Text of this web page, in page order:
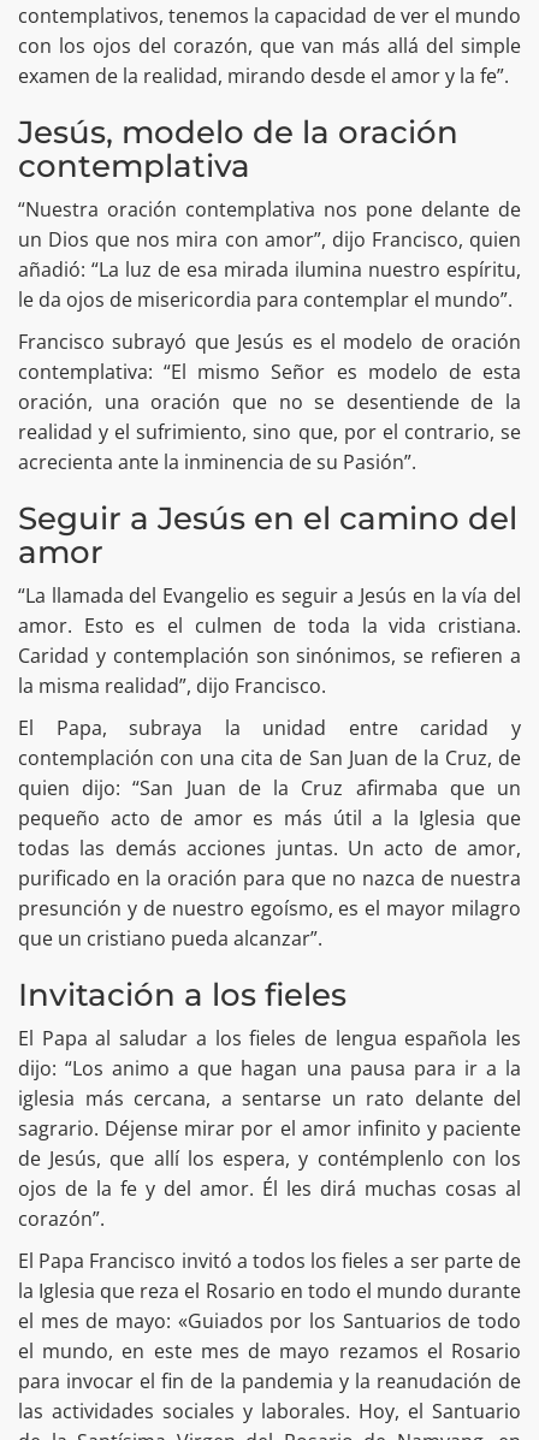
contemplativos, tenemos la capacidad de ver el mundo
con los ojos del corazón, que van más allá del simple
examen de la realidad, mirando desde el amor y la fe”.
Jesús, modelo de la oración
contemplativa
“Nuestra oración contemplativa nos pone delante de
un Dios que nos mira con amor”, dijo Francisco, quien
añadió: “La luz de esa mirada ilumina nuestro espíritu,
le da ojos de misericordia para contemplar el mundo”.
Francisco subrayó que Jesús es el modelo de oración
contemplativa: “El mismo Señor es modelo de esta
oración, una oración que no se desentiende de la
realidad y el sufrimiento, sino que, por el contrario, se
acrecienta ante la inminencia de su Pasión”.
Seguir a Jesús en el camino del
amor
“La llamada del Evangelio es seguir a Jesús en la vía del
amor. Esto es el culmen de toda la vida cristiana.
Caridad y contemplación son sinónimos, se refieren a
la misma realidad”, dijo Francisco.
El Papa, subraya la unidad entre caridad y
contemplación con una cita de San Juan de la Cruz, de
quien dijo: “San Juan de la Cruz afirmaba que un
pequeño acto de amor es más útil a la Iglesia que
todas las demás acciones juntas. Un acto de amor,
purificado en la oración para que no nazca de nuestra
presunción y de nuestro egoísmo, es el mayor milagro
que un cristiano pueda alcanzar”.
Invitación a los fieles
El Papa al saludar a los fieles de lengua española les
dijo: “Los animo a que hagan una pausa para ir a la
iglesia más cercana, a sentarse un rato delante del
sagrario. Déjense mirar por el amor infinito y paciente
de Jesús, que allí los espera, y contémplenlo con los
ojos de la fe y del amor. Él les dirá muchas cosas al
corazón”.
El Papa Francisco invitó a todos los fieles a ser parte de
la Iglesia que reza el Rosario en todo el mundo durante
el mes de mayo: «Guiados por los Santuarios de todo
el mundo, en este mes de mayo rezamos el Rosario
para invocar el fin de la pandemia y la reanudación de
las actividades sociales y laborales. Hoy, el Santuario